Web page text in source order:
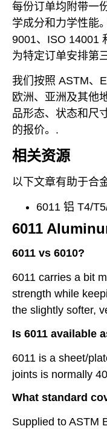
每份订单均附带一
学成分和力学性能
9001、ISO 14001
为特定订单安排第
我们按照 ASTM、
欧洲、亚洲及其他
品形态、状态和尺
的报价。.
相关资源
以下文章有助于合
6011 铝 T4/
6011
6011 vs 6010?
6011 carries a bit
strength while
the slightly softer,
Is 6011 available
6011 is a sheet/
joints is normally
What standard
Supplied to ASTM